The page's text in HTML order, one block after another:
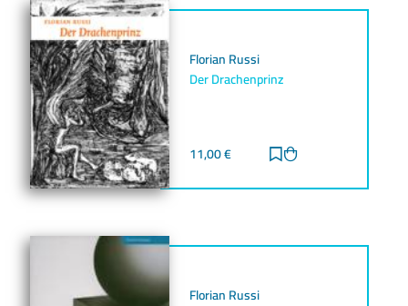
Florian Russi
Der Drachenprinz
11,00€ Zur Merkliste
Florian Russi